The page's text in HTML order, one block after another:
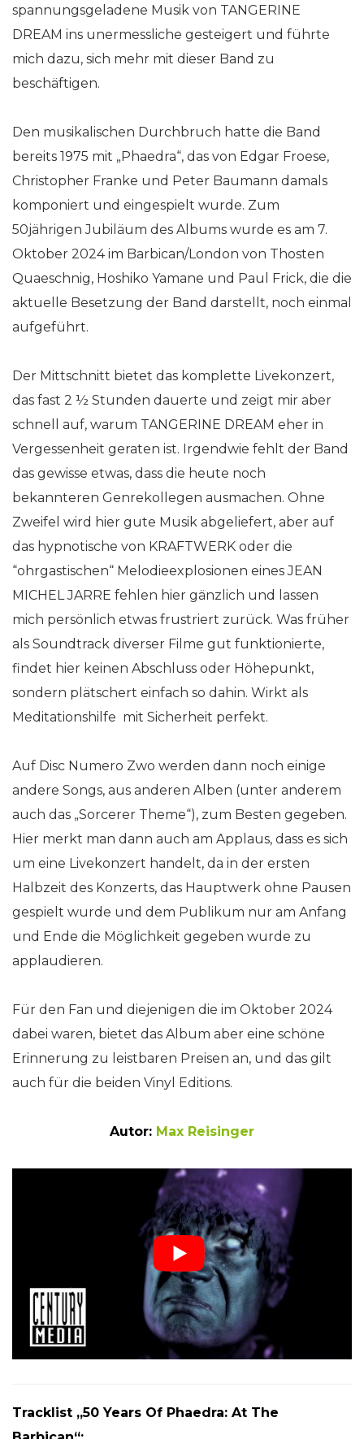
spannungsgeladene Musik von TANGERINE
DREAM ins unermessliche gesteigert und führte
mich dazu, sich mehr mit dieser Band zu
beschäftigen.
Den musikalischen Durchbruch hatte die Band
bereits 1975 mit „Phaedra“, das von Edgar Froese,
Christopher Franke und Peter Baumann damals
komponiert und eingespielt wurde. Zum
50jährigen Jubiläum des Albums wurde es am 7.
Oktober 2024 im Barbican/London von Thosten
Quaeschnig, Hoshiko Yamane und Paul Frick, die die
aktuelle Besetzung der Band darstellt, noch einmal
aufgeführt.
Der Mittschnitt bietet das komplette Livekonzert,
das fast 2 ½ Stunden dauerte und zeigt mir aber
schnell auf, warum TANGERINE DREAM eher in
Vergessenheit geraten ist. Irgendwie fehlt der Band
das gewisse etwas, dass die heute noch
bekannteren Genrekollegen ausmachen. Ohne
Zweifel wird hier gute Musik abgeliefert, aber auf
das hypnotische von KRAFTWERK oder die
“ohrgastischen“ Melodieexplosionen eines JEAN
MICHEL JARRE fehlen hier gänzlich und lassen
mich persönlich etwas frustriert zurück. Was früher
als Soundtrack diverser Filme gut funktionierte,
findet hier keinen Abschluss oder Höhepunkt,
sondern plätschert einfach so dahin. Wirkt als
Meditationshilfe mit Sicherheit perfekt.
Auf Disc Numero Zwo werden dann noch einige
andere Songs, aus anderen Alben (unter anderem
auch das „Sorcerer Theme“), zum Besten gegeben.
Hier merkt man dann auch am Applaus, dass es sich
um eine Livekonzert handelt, da in der ersten
Halbzeit des Konzerts, das Hauptwerk ohne Pausen
gespielt wurde und dem Publikum nur am Anfang
und Ende die Möglichkeit gegeben wurde zu
applaudieren.
Für den Fan und diejenigen die im Oktober 2024
dabei waren, bietet das Album aber eine schöne
Erinnerung zu leistbaren Preisen an, und das gilt
auch für die beiden Vinyl Editions.
Autor: Max Reisinger
Tracklist „50 Years Of Phaedra: At The